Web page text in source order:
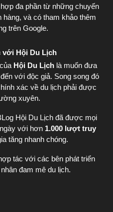
đa phần từ những chuyến
và có tham khảo thêm
trên Google.
Hội Du Lịch
Hội Du Lịch là muốn đưa
với độc giả. Song song đó
xác về du lịch phải được
xuyên.
Hội Du Lịch đã được mọi
với hơn 1.000 lượt truy
tăng nhanh chóng.
tác với các bên phát triển
đam mê du lịch.